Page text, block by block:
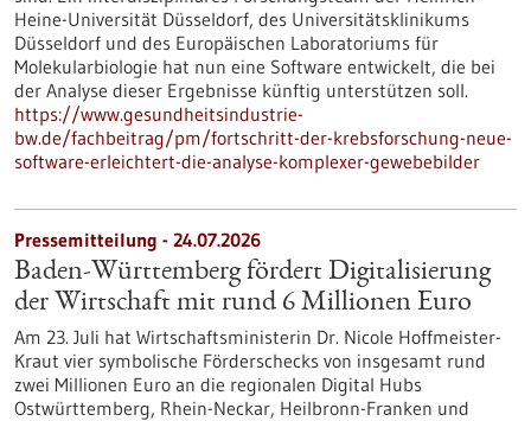
Heine-Universität Düsseldorf, des Universitätsklinikums
Düsseldorf und des Europäischen Laboratoriums für
Molekularbiologie hat nun eine Software entwickelt, die bei
der Analyse dieser Ergebnisse künftig unterstützen soll.
https://www.gesundheitsindustrie-
bw.de/fachbeitrag/pm/fortschritt-der-krebsforschung-neue-
software-erleichtert-die-analyse-komplexer-gewebebilder
Pressemitteilung - 24.07.2026
Baden-Württemberg fördert Digitalisierung
der Wirtschaft mit rund 6 Millionen Euro
Am 23. Juli hat Wirtschaftsministerin Dr. Nicole Hoffmeister-
Kraut vier symbolische Förderschecks von insgesamt rund
zwei Millionen Euro an die regionalen Digital Hubs
Ostwürttemberg, Rhein-Neckar, Heilbronn-Franken und